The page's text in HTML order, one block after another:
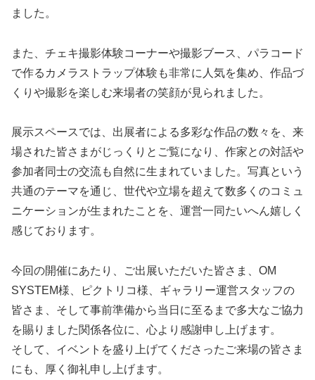
ました。
また、チェキ撮影体験コーナーや撮影ブース、パラコード
で作るカメラストラップ体験も非常に人気を集め、作品づ
くりや撮影を楽しむ来場者の笑顔が見られました。
展示スペースでは、出展者による多彩な作品の数々を、来
場された皆さまがじっくりとご覧になり、作家との対話や
参加者同士の交流も自然に生まれていました。写真という
共通のテーマを通じ、世代や立場を超えて数多くのコミュ
ニケーションが生まれたことを、運営一同たいへん嬉しく
感じております。
今回の開催にあたり、ご出展いただいた皆さま、OM
SYSTEM様、ピクトリコ様、ギャラリー運営スタッフの
皆さま、そして事前準備から当日に至るまで多大なご協力
を賜りました関係各位に、心より感謝申し上げます。
そして、イベントを盛り上げてくださったご来場の皆さま
にも、厚く御礼申し上げます。